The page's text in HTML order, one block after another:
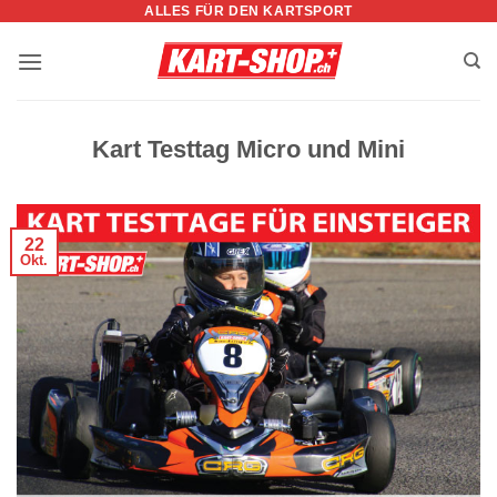
springen
ALLES FÜR DEN KARTSPORT
Kart Testtag Micro und Mini
22
Okt.